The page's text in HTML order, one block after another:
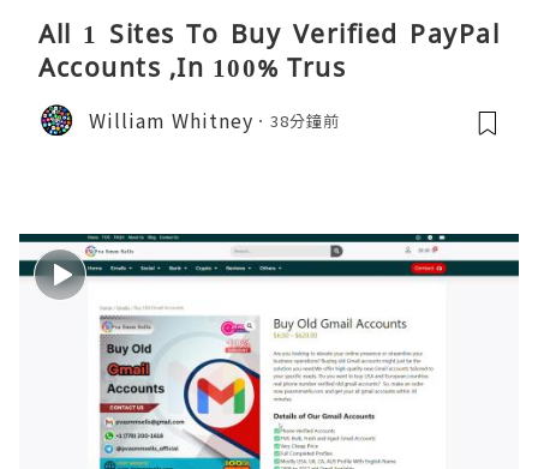
All 1 Sites To Buy Verified PayPal
Accounts ,In 100% Trus
William Whitney 38分鐘前